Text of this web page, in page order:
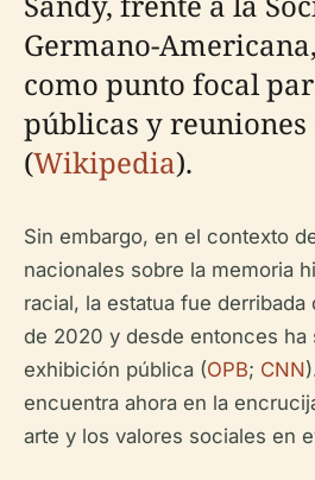
Germano-
como punto focal
públicas y
(Wikipedia).
Sin embargo, en el contexto
nacionales sobre la memoria
racial, la estatua fue derribada
de 2020 y desde entonces ha
exhibición pública (OPB; CNN
encuentra ahora en la
arte y los valores sociales en